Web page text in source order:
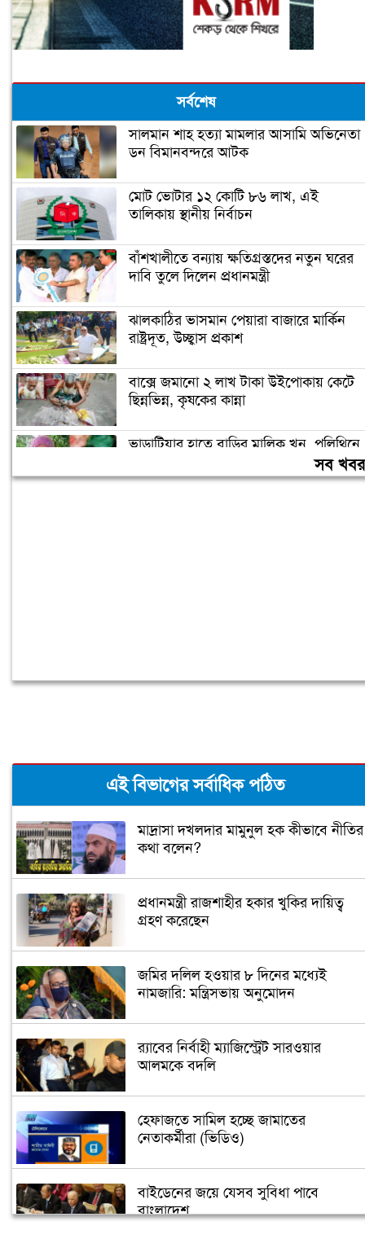
সর্বশেষ
সালমান শাহ হত্যা মামলার আসামি অভিনেতা
ডন বিমানবন্দরে আটক
মোট ভোটার ১২ কোটি ৮৬ লাখ, এই
তালিকায় স্থানীয় নির্বাচন
বাঁশখালীতে বন্যায় ক্ষতিগ্রস্তদের নতুন ঘরের
দাবি তুলে দিলেন প্রধানমন্ত্রী
ঝালকাঠির ভাসমান পেয়ারা বাজারে মার্কিন
রাষ্ট্রদূত, উচ্ছ্বাস প্রকাশ
বাক্সে জমানো ২ লাখ টাকা উইপোকায় কেটে
ছিন্নভিন্ন, কৃষকের কান্না
ভাড়াটিয়ার হাতে বাড়ির মালিক খুন, পলিথিনে
সব
এই বিভাগের সর্বাধিক পঠিত
মাদ্রাসা দখলদার মামুনুল হক কীভাবে নীতির
কথা বলেন?
প্রধানমন্ত্রী রাজশাহীর হকার খুকির দায়িত্ব
গ্রহণ করেছেন
জমির দলিল হওয়ার ৮ দিনের মধ্যেই
নামজারি: মন্ত্রিসভায় অনুমোদন
র‌্যাবের নির্বাহী ম্যাজিস্ট্রেট সারওয়ার
আলমকে বদলি
হেফাজতে সামিল হচ্ছে জামাতের
নেতাকর্মীরা (ভিডিও)
বাইডেনের জয়ে যেসব সুবিধা পাবে
বাংলাদেশ